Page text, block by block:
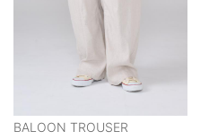
BALOON TROUSER